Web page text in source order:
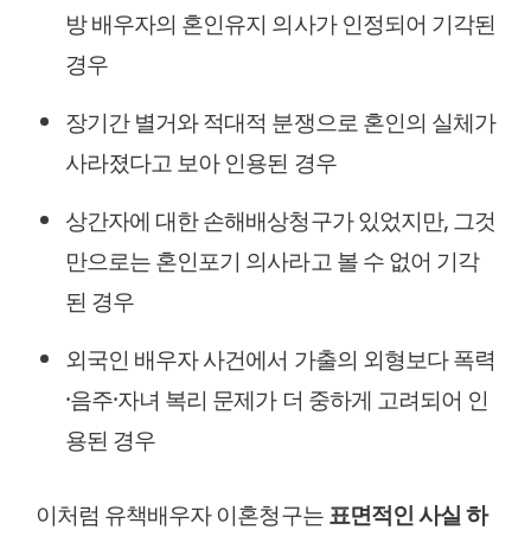
방 배우자의 혼인유지 의사가 인정되어 기각된
경우
장기간 별거와 적대적 분쟁으로 혼인의 실체가
사라졌다고 보아 인용된 경우
상간자에 대한 손해배상청구가 있었지만, 그것
만으로는 혼인포기 의사라고 볼 수 없어 기각
된 경우
외국인 배우자 사건에서 가출의 외형보다 폭력
·음주·자녀 복리 문제가 더 중하게 고려되어 인
용된 경우
이처럼 유책배우자 이혼청구는표면적인 사실 하